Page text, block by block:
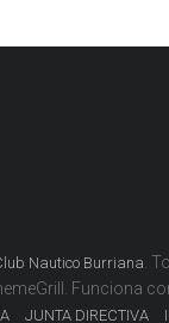
Nautico Burriana .
Funciona
JUNTA DIRECTIVA